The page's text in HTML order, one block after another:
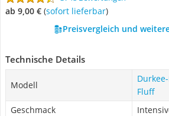
ab 9,00 € ( Sofort lieferbar)
Preisvergleich und
Technische Details
Modell
Fluff
Geschmack